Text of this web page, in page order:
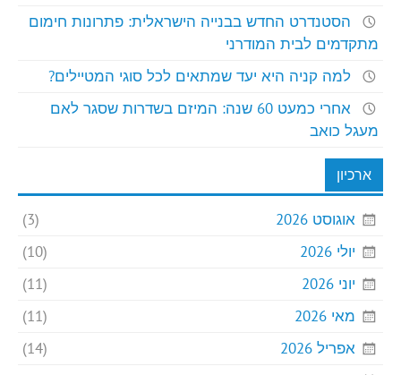
הסטנדרט החדש בבנייה הישראלית: פתרונות חימום
מתקדמים לבית המודרני
למה קניה היא יעד שמתאים לכל סוגי המטיילים?
אחרי כמעט 60 שנה: המיזם בשדרות שסגר לאם
מעגל כואב
ארכיון
אוגוסט 2026
יולי 2026
יוני 2026
מאי 2026
אפריל 2026